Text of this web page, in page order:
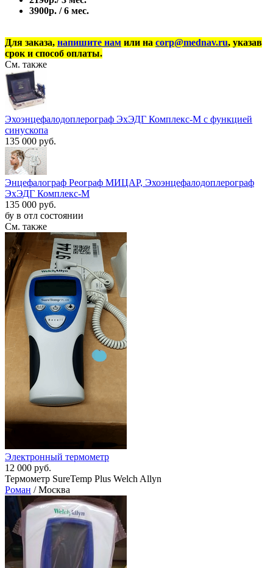
3900р. / 6 мес.
Для заказа, напишите нам или на corp@mednav.ru, указав
срок и способ оплаты.
См. также
Эхоэнцефалодоплерограф ЭхЭДГ Комплекс-М с функцией
синускопа
135 000 руб.
Энцефалограф Реограф МИЦАР, Эхоэнцефалодоплерограф
ЭхЭДГ Комплекс-М
135 000 руб.
бу в отл состоянии
См. также
Электронный термометр
12 000 руб.
Термометр SureTemp Plus Welch Allyn
Роман / Москва